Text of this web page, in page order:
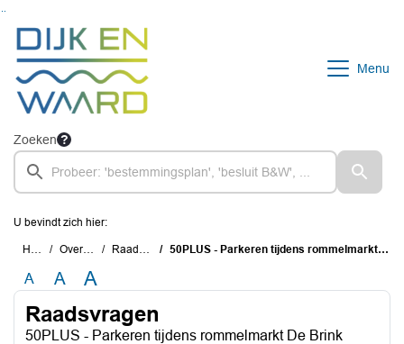
Menu
Zoeken
U bevindt zich hier:
Home Overzichten Raadsvragen 50PLUS - Parkeren tijdens rommelmarkt De Brink Heerhugowaard
A A A
Raadsvragen
50PLUS - Parkeren tijdens rommelmarkt De Brink